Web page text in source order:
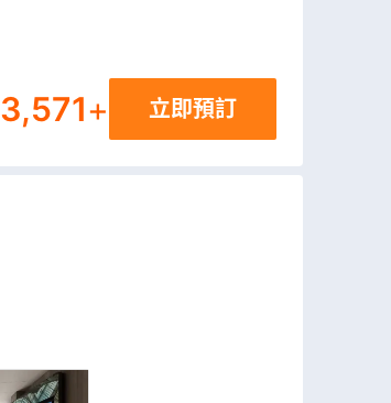
3,571+ 立即預訂